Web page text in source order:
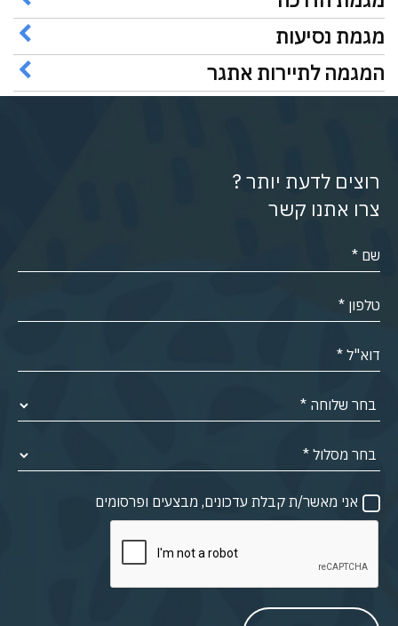
מגמת נסיעות
המגמה לתיירות אתגר
רוצים לדעת יותר ?
צרו אתנו קשר
אני מאשר/ת קבלת עדכונים, מבצעים ופרסומים